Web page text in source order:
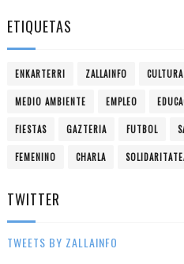
ETIQUETAS
ENKARTERRI ZALLAINFO CULTURA
MEDIO AMBIENTE EMPLEO
FIESTAS GAZTERIA FUTBOL
FEMENINO CHARLA
TWITTER
TWEETS BY ZALLAINFO